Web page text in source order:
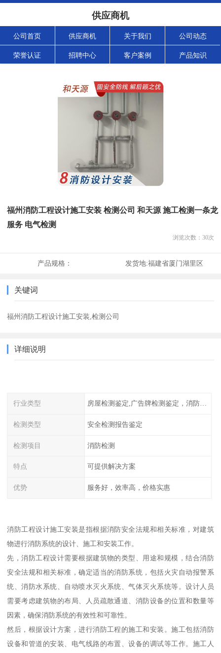
供应商机
公司首页 供应商机 关于我们 公司动态
荣誉认证 招聘中心 客户案例 产品知识
福州消防工程设计施工安装 检测公司 和天源 施工检测一条龙
服务 电气检测
浏览次数： 30次
产品规格： 发货地:福建省厦门湖里区
关键词
福州消防工程设计施工安装,检测公司
详细说明
行业类型 房屋检测鉴定,广告牌检测鉴定，消防检测
检测类型 安全检测报告鉴定
检测项目 消防检测
特点 可提供解决方案
优势 服务好，效率高，价格实惠
消防工程设计施工安装是指根据消防安全法规和相关标准，对建筑
物进行消防系统的设计、施工和安装工作。
先，消防工程设计需要根据建筑物的类型、用途和规模，结合消防
安全法规和相关标准，确定适当的消防系统，包括火灾自动报警系
统、消防水系统、自动喷水灭火系统、气体灭火系统等。设计人员
需要考虑建筑物的布局、人员疏散通道、消防设备的位置和数量等
因素，确保消防系统的有效性和可靠性。
然后，根据设计方案，进行消防工程的施工和安装。施工包括消防
设备和管道的安装、电气线路的布置、设备的调试等工作。施工人